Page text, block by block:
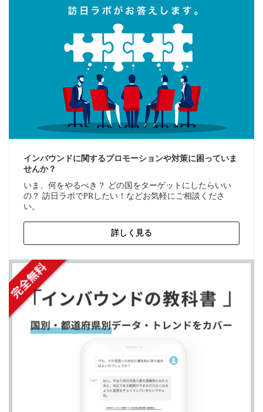
インバウンドに関するプロモーションや対策に困っていま
せんか？
いま、何をやるべき？ どの国をターゲットにしたらいい
の？ 訪日ラボでPRしたい！などお気軽にご相談くださ
い。
詳しく見る